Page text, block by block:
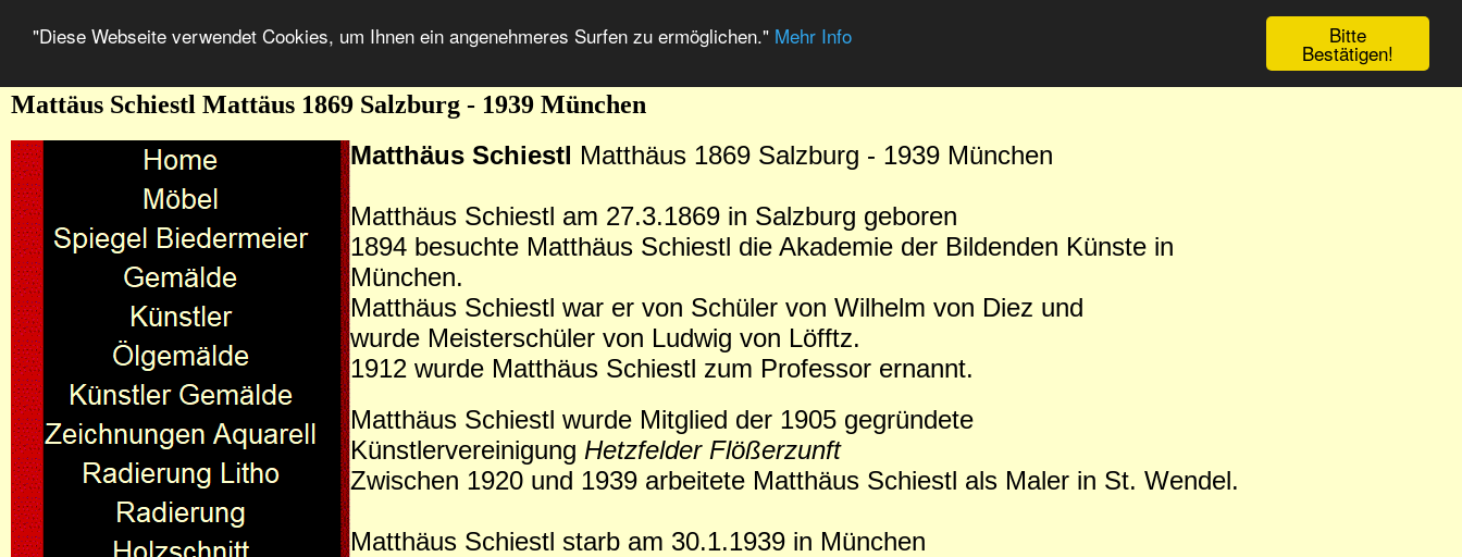
Bitte
Bestätigen!
"Diese Webseite verwendet Cookies, um Ihnen ein angenehmeres Surfen zu ermöglichen." Mehr Info
Mattäus Schiestl Mattäus 1869 Salzburg - 1939 München
Matthäus Schiestl Matthäus 1869 Salzburg - 1939 München
Matthäus Schiestl am 27.3.1869 in Salzburg geboren
1894 besuchte Matthäus Schiestl die Akademie der Bildenden Künste in
München.
Matthäus Schiestl war er von Schüler von Wilhelm von Diez und
wurde Meisterschüler von Ludwig von Löfftz.
1912 wurde Matthäus Schiestl zum Professor ernannt.
Matthäus Schiestl wurde Mitglied der 1905 gegründete
Künstlervereinigung Hetzfelder Flößerzunft
Zwischen 1920 und 1939 arbeitete Matthäus Schiestl als Maler in St. Wendel.
Matthäus Schiestl starb am 30.1.1939 in München